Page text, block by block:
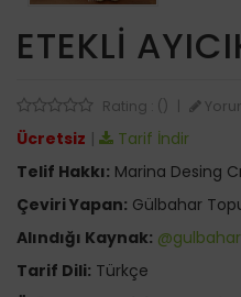
ETEKLI
Rating : ()
Ücretsiz |
Tarif İndir
Telif Hakkı: Marina Desing
Çeviri Yapan: Gülbahar
Alındığı Kaynak:
Tarif Dili: Türkçe